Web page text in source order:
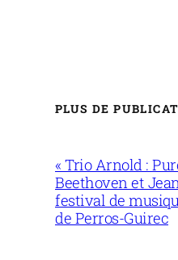
PLUS DE
« Trio Arnold :
Beethoven et
festival de
de Perros-Guirec